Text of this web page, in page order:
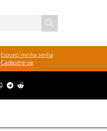
Esqueci minha senha
Cadastre-se